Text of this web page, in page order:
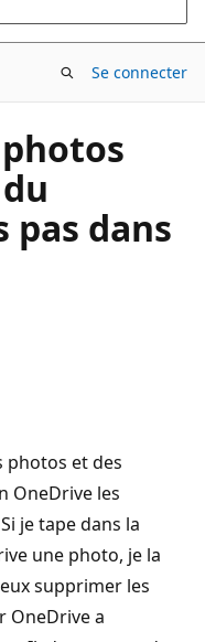
Se connecter
pas dans
photos et des
OneDrive les
je tape dans la
une photo, je la
supprimer les
OneDrive a